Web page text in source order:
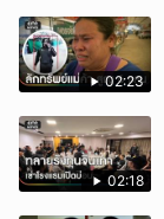
02:23
02:18